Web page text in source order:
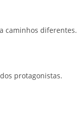
caminhos diferentes.
protagonistas.